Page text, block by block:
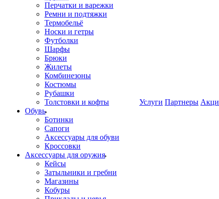
Перчатки и варежки
Ремни и подтяжки
Термобельё
Носки и гетры
Футболки
Шарфы
Брюки
Жилеты
Комбинезоны
Костюмы
Рубашки
Толстовки и кофты
Обувь
Ботинки
Сапоги
Аксессуары для обуви
Кроссовки
Аксессуары для оружия
Кейсы
Затыльники и гребни
Магазины
Кобуры
Услуги Партнеры